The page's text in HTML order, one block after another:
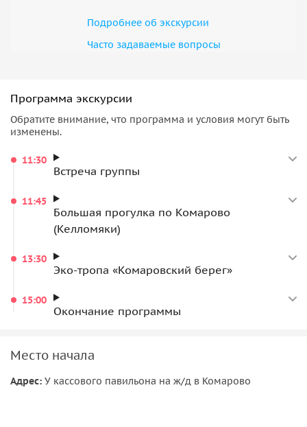
Подробнее об экскурсии
Часто задаваемые вопросы
Программа экскурсии
Обратите внимание, что программа и условия могут быть
изменены.
11:30
Встреча группы
11:45
Большая прогулка по Комарово
(Келломяки)
13:30
Эко-тропа «Комаровский берег»
15:00
Окончание программы
Место начала
Адрес: У кассового павильона на ж/д в Комарово